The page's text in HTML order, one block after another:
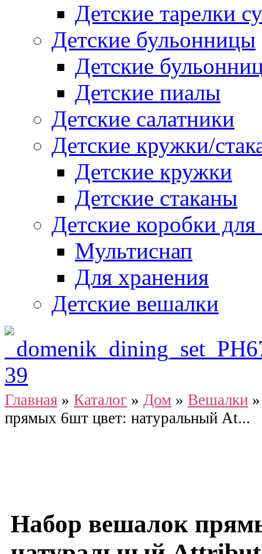
Детские тарелки
Детские бульонницы
Детские
Детские пиалы
Детские салатники
Детские кружки/
Детские кружки
Детские стаканы
Детские коробки
Мультиснап
Для хранения
Детские вешалки
Главная » Каталог » Дом » Вешалки
прямых 6шт цвет: натуральный At...
Набор вешалок